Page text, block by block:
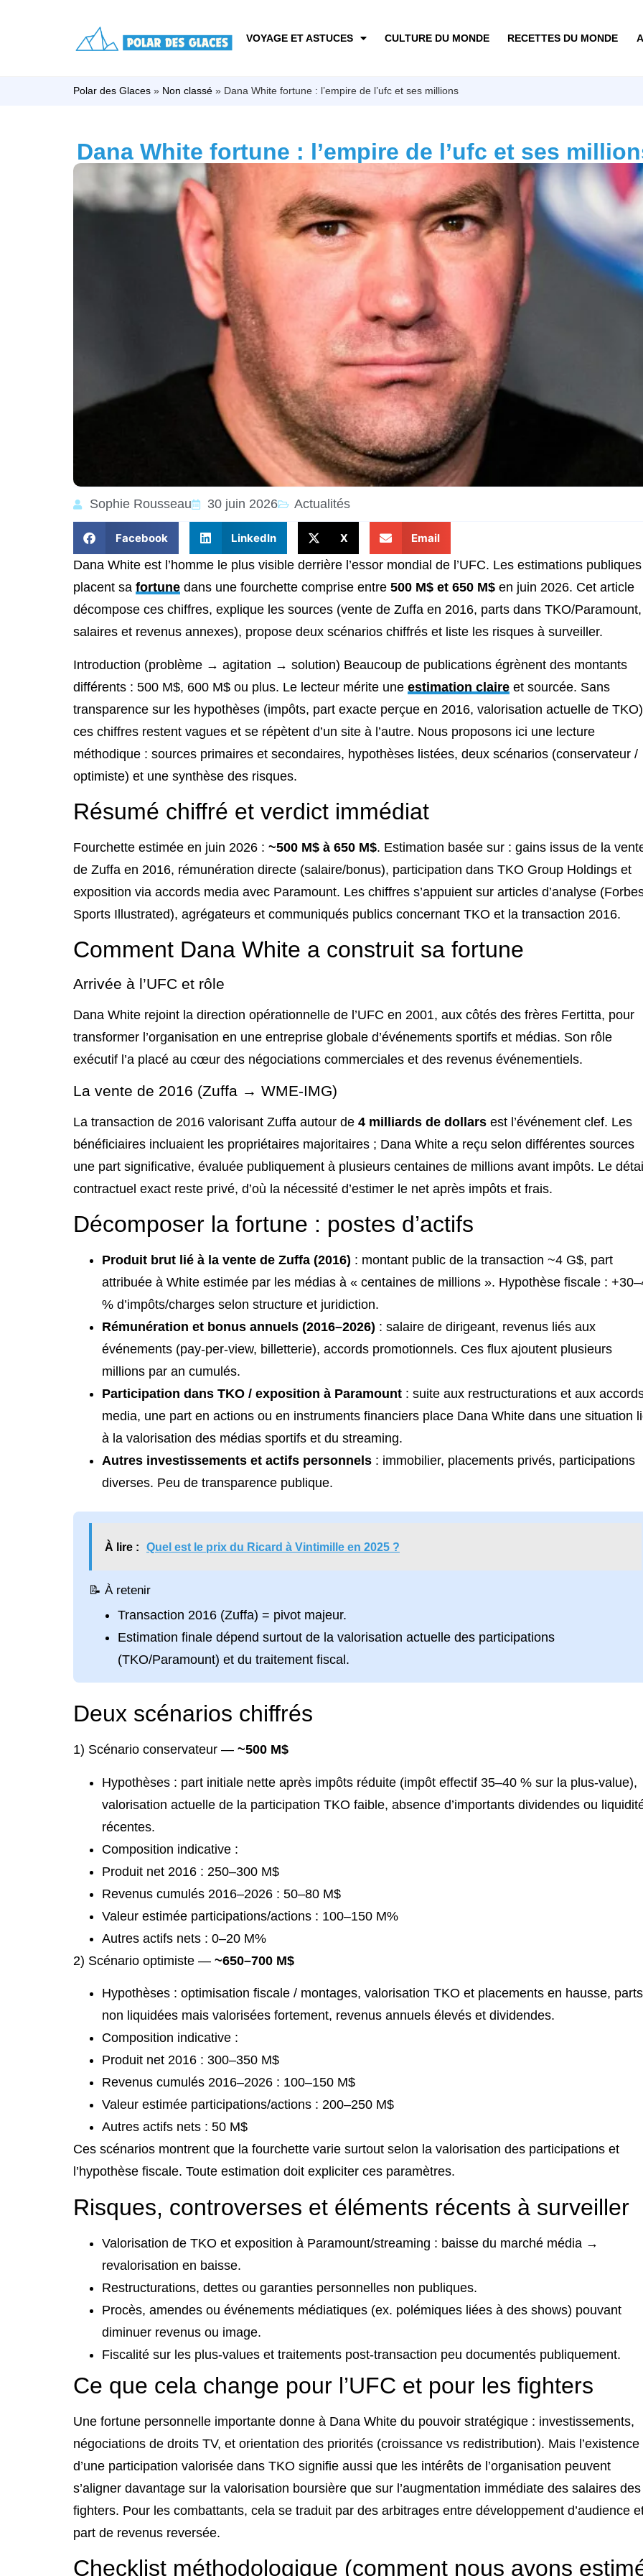
VOYAGE ET ASTUCES CULTURE DU MONDE RECETTES DU MONDE
Polar des Glaces » Non classé » Dana White fortune : l’empire de l’ufc et ses millions
Dana White fortune : l’empire de l’ufc et ses
Sophie Rousseau 30 juin 2026 Actualités
Facebook LinkedIn X Email
Dana White est l’homme le plus visible derrière l’essor mondial de l’UFC. Les estimations publiques
placent sa fortune dans une fourchette comprise entre 500 M$ et 650 M$ en juin 2026. Cet article
décompose ces chiffres, explique les sources (vente de Zuffa en 2016, parts dans TKO/Paramount,
salaires et revenus annexes), propose deux scénarios chiffrés et liste les risques à surveiller.
Introduction (problème → agitation → solution) Beaucoup de publications égrènent des montants
différents : 500 M$, 600 M$ ou plus. Le lecteur mérite une estimation claire et sourcée. Sans
transparence sur les hypothèses (impôts, part exacte perçue en 2016, valorisation actuelle de
ces chiffres restent vagues et se répètent d’un site à l’autre. Nous proposons ici une lecture
méthodique : sources primaires et secondaires, hypothèses listées, deux scénarios (conservateur /
optimiste) et une synthèse des risques.
Résumé chiffré et verdict immédiat
Fourchette estimée en juin 2026 : ~500 M$ à 650 M$. Estimation basée sur : gains issus de la
de Zuffa en 2016, rémunération directe (salaire/bonus), participation dans TKO Group Holdings et
exposition via accords media avec Paramount. Les chiffres s’appuient sur articles d’analyse
Sports Illustrated), agrégateurs et communiqués publics concernant TKO et la transaction 2016.
Comment Dana White a construit sa fortune
Arrivée à l’UFC et rôle
Dana White rejoint la direction opérationnelle de l’UFC en 2001, aux côtés des frères Fertitta, pour
transformer l’organisation en une entreprise globale d’événements sportifs et médias. Son rôle
exécutif l’a placé au cœur des négociations commerciales et des revenus événementiels.
La vente de 2016 (Zuffa → WME‑IMG)
La transaction de 2016 valorisant Zuffa autour de 4 milliards de dollars est l’événement clef. Les
bénéficiaires incluaient les propriétaires majoritaires ; Dana White a reçu selon différentes sources
une part significative, évaluée publiquement à plusieurs centaines de millions avant impôts. Le
contractuel exact reste privé, d’où la nécessité d’estimer le net après impôts et frais.
Décomposer la fortune : postes d’actifs
Produit brut lié à la vente de Zuffa (2016) : montant public de la transaction ~4 G$, part
attribuée à White estimée par les médias à « centaines de millions ». Hypothèse fiscale :
% d’impôts/charges selon structure et juridiction.
Rémunération et bonus annuels (2016–2026) : salaire de dirigeant, revenus liés aux
événements (pay-per-view, billetterie), accords promotionnels. Ces flux ajoutent plusieurs
millions par an cumulés.
Participation dans TKO / exposition à Paramount : suite aux restructurations et aux
media, une part en actions ou en instruments financiers place Dana White dans une situation
à la valorisation des médias sportifs et du streaming.
Autres investissements et actifs personnels : immobilier, placements privés, participations
diverses. Peu de transparence publique.
À lire : Quel est le prix du Ricard à Vintimille en 2025 ?
📝 À retenir
Transaction 2016 (Zuffa) = pivot majeur.
Estimation finale dépend surtout de la valorisation actuelle des participations
(TKO/Paramount) et du traitement fiscal.
Deux scénarios chiffrés
1) Scénario conservateur — ~500 M$
Hypothèses : part initiale nette après impôts réduite (impôt effectif 35–40 % sur la plus‑value),
valorisation actuelle de la participation TKO faible, absence d’importants dividendes ou
récentes.
Composition indicative :
Produit net 2016 : 250–300 M$
Revenus cumulés 2016–2026 : 50–80 M$
Valeur estimée participations/actions : 100–150 M%
Autres actifs nets : 0–20 M%
2) Scénario optimiste — ~650–700 M$
Hypothèses : optimisation fiscale / montages, valorisation TKO et placements en hausse, parts
non liquidées mais valorisées fortement, revenus annuels élevés et dividendes.
Composition indicative :
Produit net 2016 : 300–350 M$
Revenus cumulés 2016–2026 : 100–150 M$
Valeur estimée participations/actions : 200–250 M$
Autres actifs nets : 50 M$
Ces scénarios montrent que la fourchette varie surtout selon la valorisation des participations et
l’hypothèse fiscale. Toute estimation doit expliciter ces paramètres.
Risques, controverses et éléments récents à surveiller
Valorisation de TKO et exposition à Paramount/streaming : baisse du marché média →
revalorisation en baisse.
Restructurations, dettes ou garanties personnelles non publiques.
Procès, amendes ou événements médiatiques (ex. polémiques liées à des shows) pouvant
diminuer revenus ou image.
Fiscalité sur les plus‑values et traitements post‑transaction peu documentés publiquement.
Ce que cela change pour l’UFC et pour les fighters
Une fortune personnelle importante donne à Dana White du pouvoir stratégique : investissements,
négociations de droits TV, et orientation des priorités (croissance vs redistribution). Mais l’existence
d’une participation valorisée dans TKO signifie aussi que les intérêts de l’organisation peuvent
s’aligner davantage sur la valorisation boursière que sur l’augmentation immédiate des salaires des
fighters. Pour les combattants, cela se traduit par des arbitrages entre développement d’audience
part de revenus reversée.
Checklist méthodologique (comment nous avons